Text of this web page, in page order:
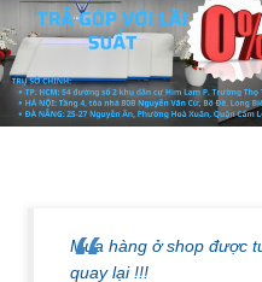
Mua hàng ở shop được
quay lại !!!